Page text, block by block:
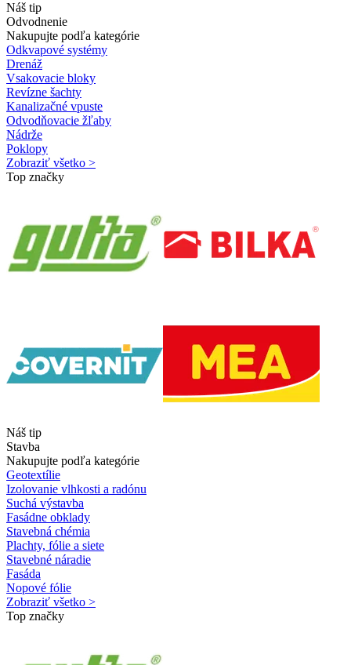
Náš tip
Odvodnenie
Nakupujte podľa kategórie
Odkvapové systémy
Drenáž
Vsakovacie bloky
Revízne šachty
Kanalizačné vpuste
Odvodňovacie žľaby
Nádrže
Poklopy
Zobraziť všetko >
Top značky
Náš tip
Stavba
Nakupujte podľa kategórie
Geotextílie
Izolovanie vlhkosti a radónu
Suchá výstavba
Fasádne obklady
Stavebná chémia
Plachty, fólie a siete
Stavebné náradie
Fasáda
Nopové fólie
Zobraziť všetko >
Top značky